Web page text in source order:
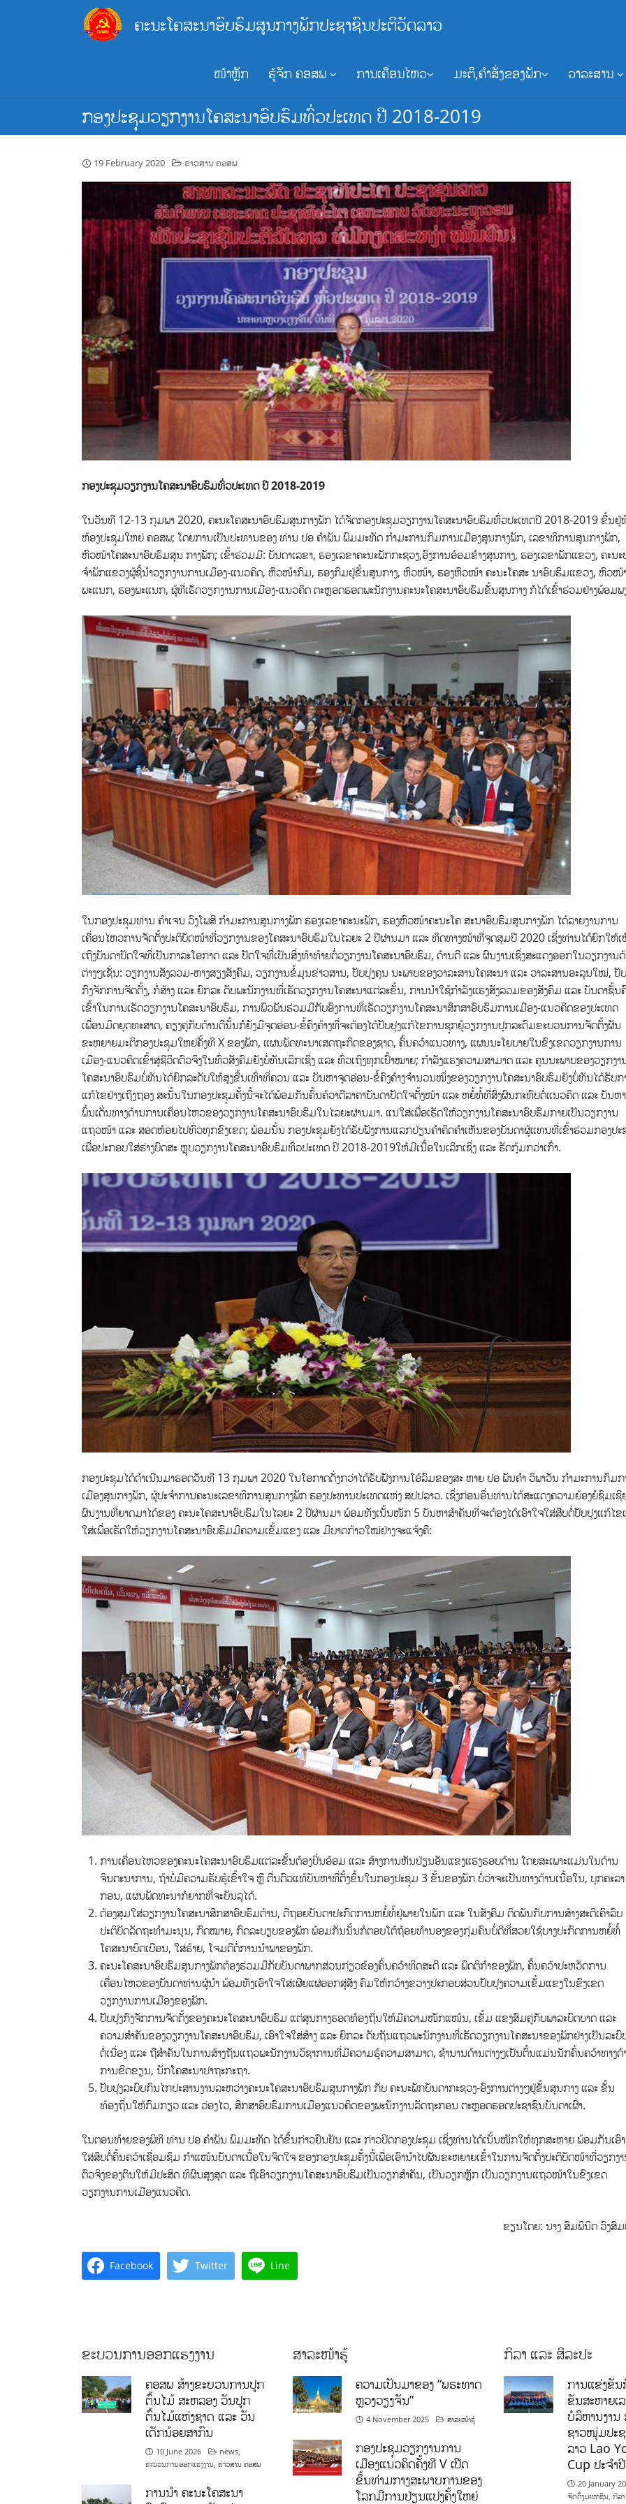
ຄະນະໂຄສະນາອົບຮົມສູນກາງພັກປະຊາຊົນປະຕິວັດລາວ
ໜ້າຫຼັກ ຮູ້ຈັກ ຄອສພ ການເຄື່ອນໄຫວ ມະຕິ,ຄຳສັ່ງຂອງພັກ ວາລະສານ
ກອງປະຊຸມວຽກງານໂຄສະນາອົບຮົມທົ່ວປະເທດ ປີ 2018-2019
19 February 2020 ຂ່າວສານ ຄອສພ
ກອງປະຊຸມວຽກງານໂຄສະນາອົບຮົມທົ່ວປະເທດ ປີ2018-2019
ໃນວັນທີ 12-13 ກຸມພາ 2020, ຄະນະໂຄສະນາອົບຮົມສູນກາງພັກ ໄດ້ຈັດກອງປະຊຸມວຽກງານໂຄສະນາອົບຮົມທົ່ວປະເທດປີ 2018-2019 ຂື້ນຢູ່
ຫ້ອງປະຊຸມໃຫຍ່ ຄອສພ; ໂດຍການເປັນປະທານຂອງ ທ່ານ ປອ ຄໍາພັນ ພົມມະທັດ ກໍາມະການກົມການເມືອງສູນກາງພັກ, ເລຂາທິການສູນກາງພັກ,
ຫົວໜ້າໂຄສະນາອົບຮົມສູນ ກາງພັກ; ເຂົ້າຮ່ວມມີ: ບັນດາເລຂາ, ຮອງເລຂາຄະນະພັກກະຊວງ,ອົງການອ້ອມຂ້າງສູນກາງ, ຮອງເລຂາພັກແຂວງ, ຄະນະ
ຈໍາພັກແຂວງຜູ້ຊີ້ນໍາວຽກງານການເມືອງ-ແນວຄິດ, ຫົວໜ້າກົມ, ຮອງກົມຢູ່ຂັ້ນສູນກາງ, ຫົວໜ້າ, ຮອງຫົວໜ້າ ຄະນະໂຄສະ ນາອົບຮົມແຂວງ, ຫົວໜ້
ພະແນກ, ຮອງພະແນກ, ຜູ້ທີ່ເຮັດວຽກງານການເມືອງ-ແນວຄິດ ຕະຫຼອດຮອດພະນັກງານຄະນະໂຄສະນາອົບຮົມຂັ້ນສູນກາງ ກໍໄດ້ເຂົ້າຮ່ວມຢ່າງພ້ອມພ
ໃນກອງປະຊຸມທ່ານ ຄໍາເຈນ ວົງໂພສີ ກໍາມະການສູນກາງພັກ ຮອງເລຂາຄະນະພັກ, ຮອງຫົວໜ້າຄະນະໂຄ ສະນາອົບຮົມສູນກາງພັກ ໄດ້ລາຍງານການ
ເຄື່ອນໄຫວການຈັດຕັ້ງປະຕິບັດໜ້າທີ່ວຽກງານຂອງໂຄສະນາອົບຮົມໃນໄລຍະ 2 ປີຜ່ານມາ ແລະ ທິດທາງໜ້າທີ່ຈຸດສຸມປີ 2020 ເຊິ່ງທ່ານໄດ້ຍົກໃຫ້
ເຖິງບັນດາປັດໃຈທີ່ເປັນກາລະໂອກາດ ແລະ ປັດໃຈທີ່ເປັນສິ່ງທ້າທ້າຍຕໍ່ວຽກງານໂຄສະນາອົບຮົມ, ດ້ານດີ ແລະ ຜົນງານເຊິ່ງສະແດງອອກໃນວຽກງານ
ຕ່າງໆເຊັ່ນ: ວຽກງານສັງລວມ-ຫາງສຽງສັງຄົມ, ວຽກງານຂໍ້ມູນຂ່າວສານ, ປັບປຸງຄຸນ ນະພາບຂອງວາລະສານໂຄສະນາ ແລະ ວາລະສານອະລຸນໃໝ່, ປັ
ກົງຈັກການຈັດຕັ້ງ, ກໍ່ສ້າງ ແລະ ຍົກລະ ດັບພະນັກງານທີ່ເຮັດວຽກງານໂຄສະນາແຕ່ລະຂັ້ນ, ການນໍາໃຊ້ກໍາລັງແຮງສັງລວມຂອງສັງຄົມ ແລະ ບັນດາຊັ້ນ
ເຂົ້າໃນການເຮັດວຽກງານໂຄສະນາອົບຮົມ, ການພົວພັນຮ່ວມມືກັບອົງການທີ່ເຮັດວຽກງານໂຄສະນາສຶກສາອົບຮົມການເມືອງ-ແນວຄິດຂອງປະເທດ
ເພື່ອນມິດຍຸດທະສາດ, ຄຽງຄູ່ກັບດ້ານດີນັ້ນກໍຍັງມີຈຸດອ່ອນ-ຂໍ້ຄົງຄ້າງທີ່ຈະຕ້ອງໄດ້ປັບປຸງແກ້ໄຂການຊຸກຍູ້ວຽກງານປຸກລະດົມຂະບວນການຈັດຕັ້ງຜັນ
ຂະຫຍາຍມະຕິກອງປະຊຸມໃຫຍ່ຄັ້ງທີ X ຂອງພັກ, ແຜນພັດທະນາເສດຖະກິດຂອງຊາດ, ຄົ້ນຄວ້າແນວທາງ, ແຜນນະໂຍບາຍໃນຂົງເຂດວຽກງານການ
ເມືອງ-ແນວຄິດເຂົ້າສູ່ຊີວິດຕົວຈິງໃນທົ່ວສັງຄົມຍັງບໍ່ທັນເລິກເຊິ່ງ ແລະ ທົ່ວເຖິງທຸກເປົ້າໝາຍ; ກໍາລັງແຮງຄວາມສາມາດ ແລະ ຄຸນນະພາບຂອງວຽກງາ
ໂຄສະນາອົບຮົມບໍ່ທັນໄດ້ຍົກລະດັບໃຫ້ສູງຂື້ນເທົ່າທີ່ຄວນ ແລະ ບັນຫາຈຸດອ່ອນ-ຂໍ້ຄົງຄ້າງຈໍານວນໜຶ່ງຂອງວຽກງານໂຄສະນາອົບຮົມຍັງບໍ່ທັນໄດ້ຮັບກ
ແກ້ໄຂຢ່າງເຖິງຖອງ ສະນັ້ນໃນກອງປະຊຸມຄັ້ງນີ້ຈະໄດ້ພ້ອມກັນຄົ້ນຄ້ວາຕີລາຄາບັນດາປັດໃຈຕັ້ງໜ້າ ແລະ ຫຍໍ້ທໍ້ທີ່ສົ່ງຜົນກະທົບຕໍ່ແນວຄິດ ແລະ ບັນຫ
ພົ້ນເດັ່ນທາງດ້ານການເຄື່ອນໄຫວຂອງວຽກງານໂຄສະນາອົບຮົມໃນໄລຍະຜ່ານມາ. ແນ່ໃສ່ເພື່ອເຮັດໃຫ້ວຽກງານໂຄສະນາອົບຮົມກາຍເປັນວຽກງານ
ແຖວໜ້າ ແລະ ສອດຫ້ອຍໄປທົ່ວທຸກຂົງເຂດ; ພ້ອມນັ້ນ ກອງປະຊຸມຍັງໄດ້ຮັບຟັງການແລກປ່ຽນຄໍາຄິດຄໍາເຫັນຂອງບັນດາຜູ້ແທນທີ່ເຂົ້າຮ່ວມກອງປະ
ເພື່ອປະກອບໃສ່ຮ່າງບົດສະ ຫຼຸບວຽກງານໂຄສະນາອົບຮົມທົ່ວປະເທດ ປີ 2018-2019ໃຫ້ມີເນື້ອໃນເລີກເຊິ່ງ ແລະ ຮັດກຸ້ມກວ່າເກົ່າ.
ກອງປະຊຸມໄດ້ດຳເນີນມາຮອດວັນທີ 13 ກຸມພາ 2020 ໃນໂອກາດດັ່ງກວ່າໄດ້ຮັບຟັງການໂອ້ລົມຂອງສະ ຫາຍ ປອ ພັນຄຳ ວິພາວັນ ກຳມະການກົມກ
ເມືອງສູນກາງພັກ, ຜູ້ປະຈຳການຄະນະເລຂາທິການສູນກາງພັກ ຮອງປະທານປະເທດແຫ່ງ ສປປລາວ. ເຊິ່ງກ່ອນອື່ນທ່ານໄດ້ສະແດງຄວາມຍ້ອງຍໍຊົມເຊີ
ຜົນງານທີ່ຍາດມາໄດ້ຂອງ ຄະນະໂຄສະນາອົບຮົມໃນໄລຍະ 2 ປີຜ່ານມາ ພ້ອມທັງເນັ້ນໜັກ 5 ບັນຫາສໍາຄັນທີ່ຈະຕ້ອງໄດ້ເອົາໃຈໃສ່ສືບຕໍ່ປັບປຸງແກ້ໄ
ໃສ່ເພື່ອເຮັດໃຫ້ວຽກງານໂຄສະນາອົບຮົມມີຄວາມເຂັ້ມແຂງ ແລະ ມີບາດກ້າວໃໝ່ຢ່າງຈະແຈ້ງຄື:
ການເຄື່ອນໄຫວຂອງຄະນະໂຄສະນາອົບຮົມແຕ່ລະຂັ້ນຕ້ອງປິ່ນອ້ອມ ແລະ ສ້າງການຫັນປ່ຽນອັນແຂງແຮງຮອບດ້ານ ໂດຍສະເພາະແມ່ນໃນດ້ານ
ຈິນຕະນາການ, ຖ້າບໍ່ມີຄວາມຮັບຮູ້ເຂົ້າໃຈ ຫຼື ຕື່ນຕົວແທ້ບັນຫາທີ່ຕັ້ງຂຶ້ນໃນກອງປະຊຸມ 3 ຂັ້ນຂອງພັກ ບໍ່ວ່າຈະເປັນທາງດ້ານເນື້ອໃນ, ບຸກຄະລາ
ກອນ, ແຜນພັດທະນາກໍຍາກທີ່ຈະບັນລຸໄດ້.
ຕ້ອງສຸມໃສ່ວຽກງານໂຄສະນາສຶກສາອົບຮົມຕ້ານ, ຕີຖອຍບັນດາປະກົດການຫຍໍ້ທໍ້ຢູ່ພາຍໃນພັກ ແລະ ໃນສັງຄົມ ຕິດພັນກັບການສ້າງສະຕິເຄົາລົບ
ປະຕິບັດລັດຖະທໍາມະນູນ, ກົດໝາຍ, ກົດລະບຽບຂອງພັກ ພ້ອມກັນນັ້ນກໍຕອບໂຕ້ຖ້ອຍທໍານອງຂອງກຸ່ມຄົນບໍ່ດີທີ່ສວຍໃຊ້ບາງປະກົດການຫຍໍ້ທໍ້
ໂຄສະນາບິດເບືອນ, ໃສ່ຮ້າຍ, ໂຈມຕີຕໍ່ການນໍາພາຂອງພັກ.
ຄະນະໂຄສະນາອົບຮົມສູນກາງພັກຕ້ອງຮ່ວມມືກັບບັນດາພາກສ່ວນກ່ຽວຂ້ອງຄົ້ນຄວ້າທິດສະດີ ແລະ ພຶດຕິກໍາຂອງພັກ, ຄົ້ນຄວ້າປະຫວັດການ
ເຄື່ອນໄຫວຂອງບັນດາທ່ານຜູ້ນໍາ ພ້ອມທັງເອົາໃຈໃສ່ເຜີຍແຜ່ອອກສູ່ສັງ ຄົມໃຫ້ກວ້າງຂວາງປະກອບສ່ວນປັບປຸງຄວາມເຂັ້ມແຂງໃນຂົງເຂດ
ວຽກງານການເມືອງຂອງພັກ.
ປັບປຸງກົງຈັກການຈັດຕັ້ງຂອງຄະນະໂຄສະນາອົບຮົມ ແຕ່ສູນກາງຮອດທ້ອງຖິ່ນໃຫ້ມີຄວາມໜັກແໜ້ນ, ເຂັ້ມ ແຂງສົມຄູ່ກັບພາລະບົດບາດ ແລະ
ຄວາມສໍາຄັນຂອງວຽກງານໂຄສະນາອົບຮົມ, ເອົາໃຈໃສ່ສ້າງ ແລະ ຍົກລະ ດັບຖັນແຖວພະນັກງານທີ່ເຮັດວຽກງານໂຄສະນາຂອງພັກຢ່າງເປັນລະບົ
ຕໍ່ເນື່ອງ ແລະ ຖືສໍາຄັນໃນການສ້າງຖັນແຖວພະນັກງານວິຊາການທີ່ມີຄວາມຮູ້ຄວາມສາມາດ, ຊໍານານດ້ານຕ່າງໆເປັນຕົ້ນແມ່ນນັກຄົ້ນຄວ້າທາງດ້
ການຂີດຂຽນ, ນັກໂຄສະນາປາຖະກະຖາ.
ປັບປຸງລະບົບກົນໄກປະສານງານລະຫວ່າງຄະນະໂຄສະນາອົບຮົມສູນກາງພັກ ກັບ ຄະນະພັກບັນດາກະຊວງ-ອົງການຕ່າງໆຢູ່ຂັ້ນສູນກາງ ແລະ ຂັ້ນ
ທ້ອງຖິ່ນໃຫ້ກົມກຽວ ແລະ ວ່ອງໄວ, ສຶກສາອົບຮົມການເມືອງແນວຄິດຂອງພະນັກງານລັດຖະກອນ ຕະຫຼອດຮອດປະຊາຊົນບັນດາເຜົ່າ.
ໃນຕອນທ້າຍຂອງພິທີ ທ່ານ ປອ ຄໍາພັນ ພົມມະທັດ ໄດ້ຂຶ້ນກ່າວຢືນຢັນ ແລະ ກ່າວປິດກອງປະຊຸມ ເຊິ່ງທ່ານໄດ້ເນັ້ນໜັກໃຫ້ທຸກສະຫາຍ ພ້ອມກັນເອົ
ໃສ່ສຶບຕໍ່ຄົ້ນຄວ້າເຊື່ອມຊຶມ ກໍາແໜ້ນບັນດາເນື້ອໃນຈິດໃຈ ຂອງກອງປະຊຸມຄັ້ງນີ້ເພື່ອເອົານໍາໄປຜັນຂະຫຍາຍເຂົ້າໃນການຈັດຕັ້ງປະຕິບັດໜ້າທີ່ວຽກງ
ຕົວຈິງຂອງຕົນໃຫ້ມີປະສິດ ທິຜົນສູງສຸດ ແລະ ຖືເອົາວຽກງານໂຄສະນາອົບຮົມເປັນວຽກສໍາຄັນ, ເປັນວຽກຫຼັກ ເປັນວຽກງານແຖວໜ້າໃນຂົງເຂດ
ວຽກງານການເມືອງແນວຄິດ.
ຂຽນໂດຍ: ນາງ ສົມພິນິດ ວົງສົ
Facebook Twitter Line
ຂະບວນການອອກແຮງງານ
ຄອສພ ສ້າງຂະບວນການປູກ
ຕົ້ນໄມ້ ສະຫລອງ ວັນປູກ
ຕົ້ນໄມ້ແຫ່ງຊາດ ແລະ ວັນ
ເດັກນ້ອຍສາກົນ
10 June 2026 news,
ຂະບວນການອອກແຮງງານ, ຂ່າວສານ ຄອສພ
ການນໍາ ຄະນະໂຄສະນາ
ສາລະໜ້າຮູ້
ຄວາມເປັນມາຂອງ “ພຣະທາດ
ຫຼວງວຽງຈັນ”
4 November 2025 ສາລະໜ້າຮູ້
ກອງປະຊຸມວຽກງານການ
ເມືອງແນວຄິດຄັ້ງທີ V ເປີດ
ຂຶ້ນທ່າມກາງສະພາບການຂອງ
ໂລກມີການປ່ຽນແປງຄັ້ງໃຫຍ່
ກິລາ ແລະ ສິລະປະ
ການແຂ່ງຂັນ
ຂັນສະຫາຍເ
ບໍລິຫານງານ
ຊາວໜຸ່ມປະ
ລາວ Lao
Cup ປະຈຳ
20 January
ຈັດຕັ້ງມະຫາຊົນ, ກິລາ